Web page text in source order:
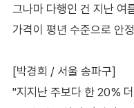
그나마 다행인 건 지난 여
가격이 평년 수준으로 안
[박경희 / 서울 송파구]
"지지난 주보다 한 20%